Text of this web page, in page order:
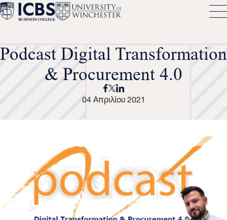
Podcast Digital Transformation
& Procurement 4.0
04 Απριλίου 2021